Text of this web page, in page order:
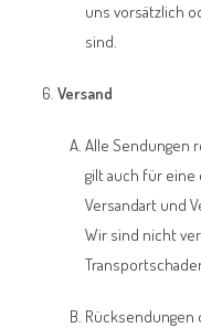
uns vorsätzlich
sind.
Versand
Alle Sendungen
gilt auch für eine
Versandart und
Wir sind nicht